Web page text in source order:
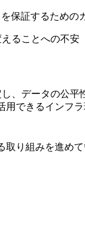
保証するための
ることへの不安
し、データの公
できるインフ
り組みを進めて